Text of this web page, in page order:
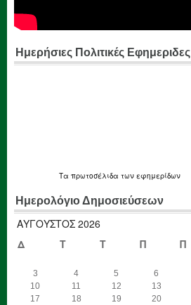
Ημερήσιες Πολιτικές Εφημεριδες
Τα πρωτοσέλιδα των εφημερίδων
Ημερολόγιο Δημοσιεύσεων
ΑΎΓΟΥΣΤΟΣ 2026
Δ
Τ Τ Π Π
3
4 5 6
10
11 12 13
17
18 19 20